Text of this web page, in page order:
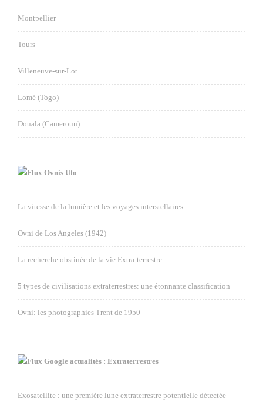
Montpellier
Tours
Villeneuve-sur-Lot
Lomé (Togo)
Douala (Cameroun)
Ovnis Ufo
La vitesse de la lumière et les voyages interstellaires
Ovni de Los Angeles (1942)
La recherche obstinée de la vie Extra-terrestre
5 types de civilisations extraterrestres: une étonnante classification
Ovni: les photographies Trent de 1950
Google actualités : Extraterrestres
Exosatellite : une première lune extraterrestre potentielle détectée -